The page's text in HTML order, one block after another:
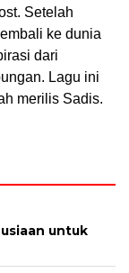
Setelah
ke dunia
dari
Lagu ini
merilis Sadis.
untuk